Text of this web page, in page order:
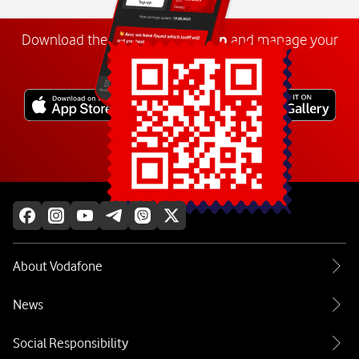
Download theMyVodafone app and manage your
number anywhere.
Explore more
About Vodafone
News
Social Responsibility